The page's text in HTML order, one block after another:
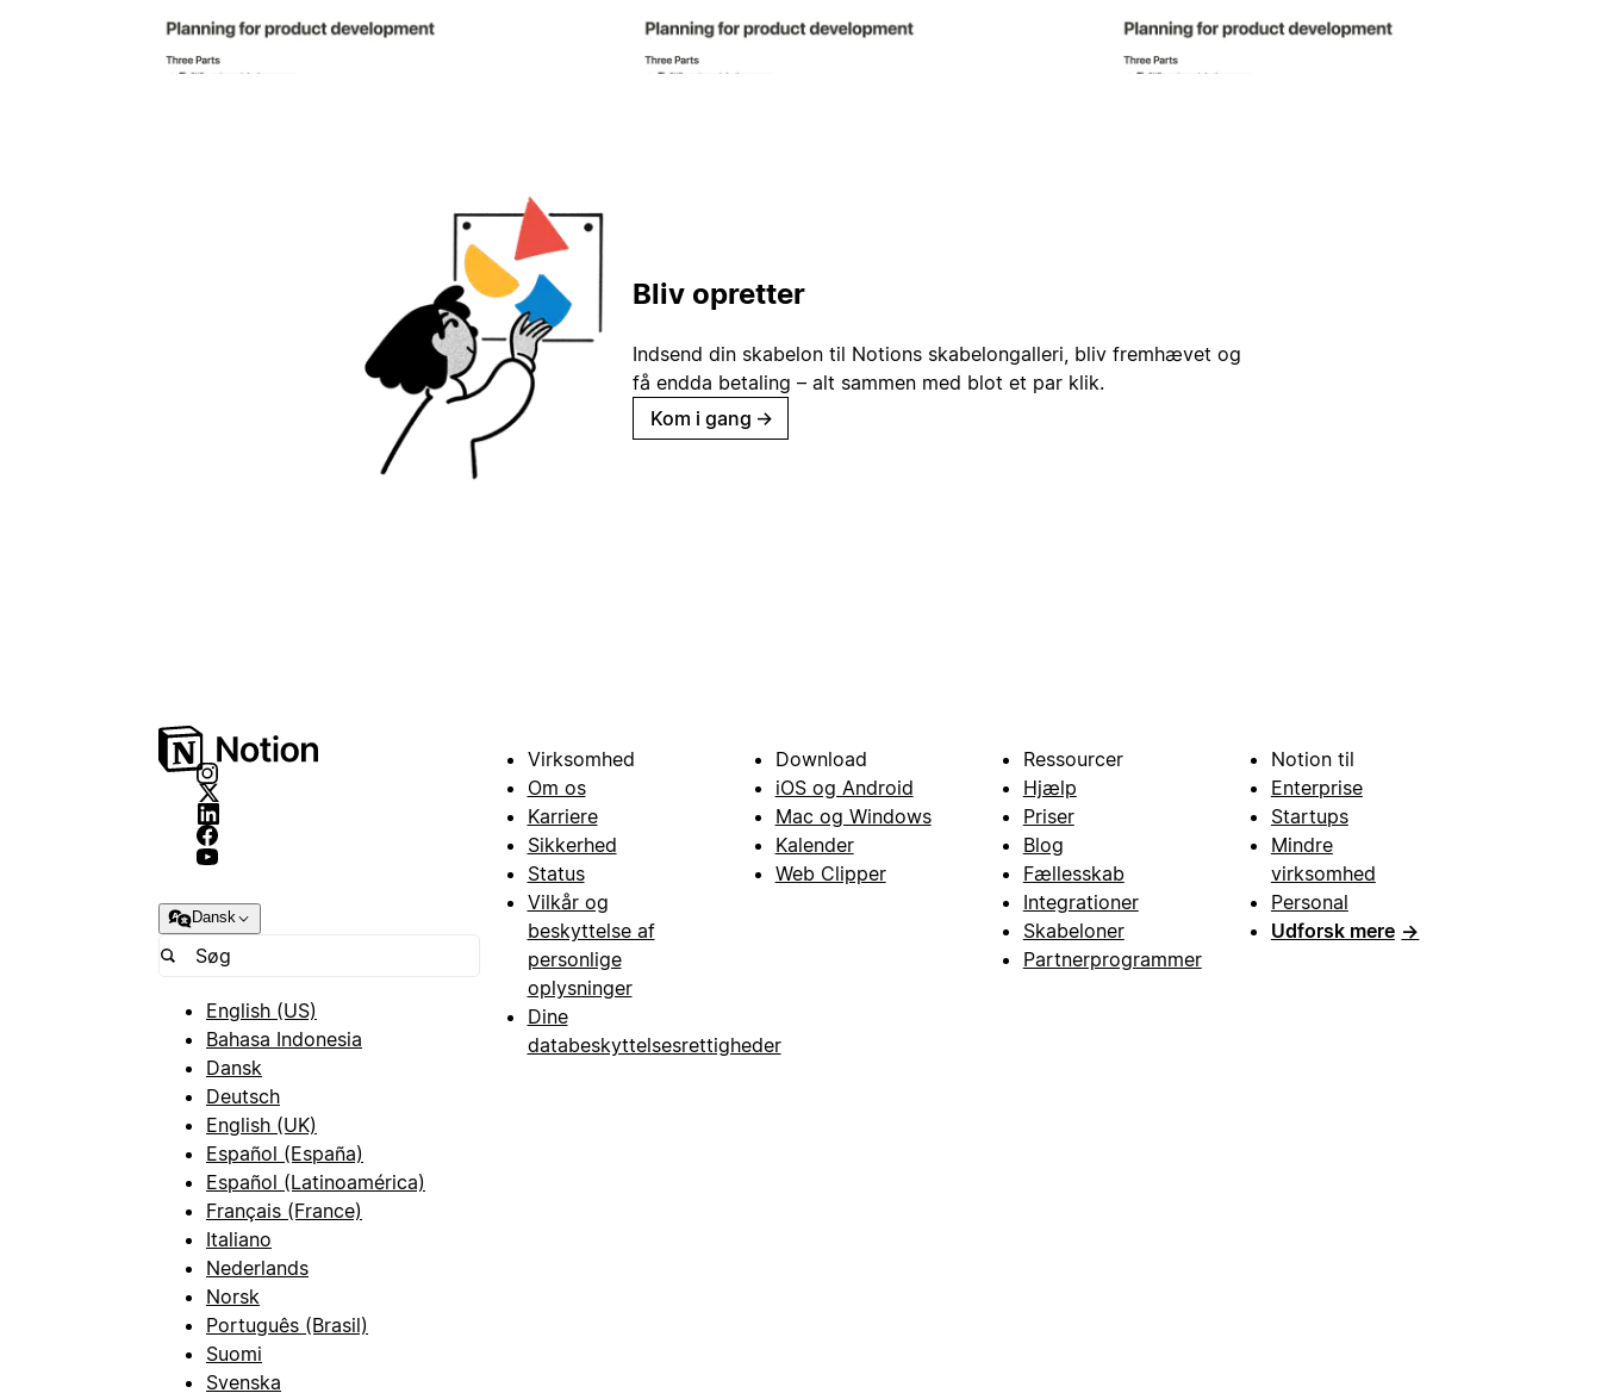
Bliv opretter
Indsend din skabelon til Notions skabelongalleri, bliv fremhævet og
få endda betaling – alt sammen med blot et par klik.
Kom i gang →
Dansk
English (US)
Bahasa Indonesia
Dansk
Deutsch
English (UK)
Español (España)
Español (Latinoamérica)
Français (France)
Italiano
Nederlands
Norsk
Português (Brasil)
Suomi
Svenska
Virksomhed
Om os
Karriere
Sikkerhed
Status
Vilkår og
beskyttelse af
personlige
oplysninger
Dine
databeskyttelsesrettigheder
Download
iOS og Android
Mac og Windows
Kalender
Web Clipper
Ressourcer
Hjælp
Priser
Blog
Fællesskab
Integrationer
Skabeloner
Partnerprogrammer
Notion til
Enterprise
Startups
Mindre
virksomhed
Personal
Udforsk mere →